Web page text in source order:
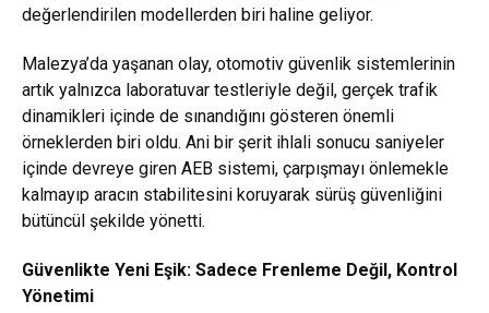
değerlendirilen modellerden biri haline geliyor.
Malezya’da yaşanan olay, otomotiv güvenlik sistemlerinin
artık yalnızca laboratuvar testleriyle değil, gerçek trafik
dinamikleri içinde de sınandığını gösteren önemli
örneklerden biri oldu. Ani bir şerit ihlali sonucu saniyeler
içinde devreye giren AEB sistemi, çarpışmayı önlemekle
kalmayıp aracın stabilitesini koruyarak sürüş güvenliğini
bütüncül şekilde yönetti.
Güvenlikte Yeni Eşik: Sadece Frenleme Değil, Kontrol
Yönetimi